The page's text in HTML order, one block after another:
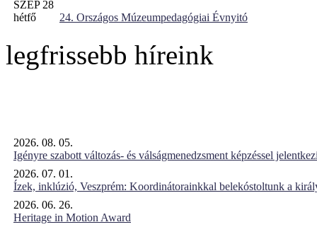
SZEP 28
hétfő
24. Országos Múzeumpedagógiai Évnyitó
legfrissebb híreink
2026. 08. 05.
Igényre szabott változás- és válságmenedzsment képzéssel
2026. 07. 01.
Ízek, inklúzió, Veszprém: Koordinátorainkkal belekóstoltunk a
2026. 06. 26.
Heritage in Motion Award